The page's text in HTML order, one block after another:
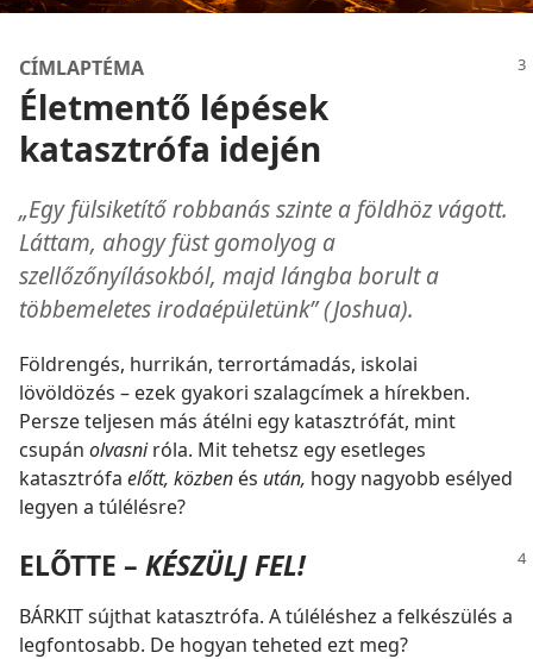
CÍMLAPTÉMA
Életmentő lépések
katasztrófa idején
„Egy fülsiketítő robbanás szinte a földhöz vágott.
Láttam, ahogy füst gomolyog a
szellőzőnyílásokból, majd lángba borult a
többemeletes irodaépületünk” (Joshua).
Földrengés, hurrikán, terrortámadás, iskolai
lövöldözés – ezek gyakori szalagcímek a hírekben.
Persze teljesen más átélni egy katasztrófát, mint
csupán olvasniróla. Mit tehetsz egy esetleges
katasztrófa előtt, közben és után, hogy nagyobb esélyed
legyen a túlélésre?
ELŐTTE – KÉSZÜLJ FEL!
BÁRKIT sújthat katasztrófa. A túléléshez a felkészülés a
legfontosabb. De hogyan teheted ezt meg?